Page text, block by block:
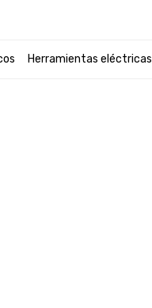
Herramientas eléctricas